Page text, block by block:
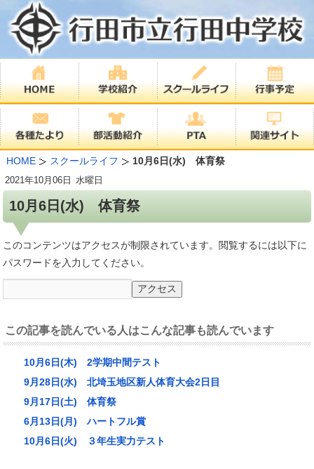
HOME スクールライフ 10月6日(水) 体育祭
10月6日(水) 体育祭
2021年10月06日 水曜日
このコンテンツはアクセスが制限されています。閲覧するには以下に
パスワードを入力してください。
この記事を読んでいる人はこんな記事も読んでいます
10月6日(木) 2学期中間テスト
9月28日(水) 北埼玉地区新人体育大会2日目
9月17日(土) 体育祭
6月13日(月) ハートフル賞
10月6日(火) ３年生実力テスト